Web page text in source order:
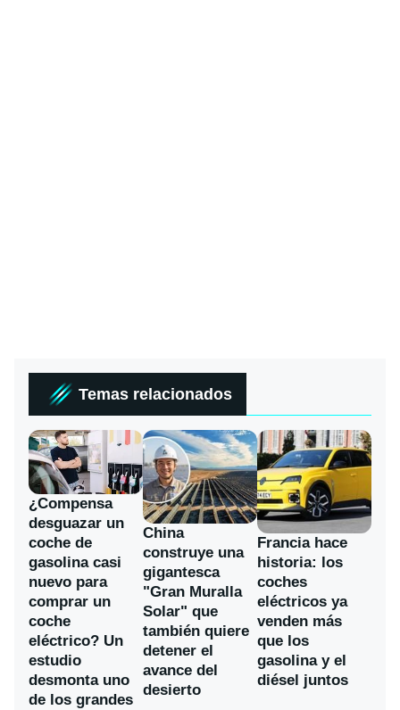
Temas relacionados
¿Compensa
desguazar un
coche de
gasolina casi
nuevo para
comprar un
coche
eléctrico? Un
estudio
desmonta uno
de los grandes
China
construye una
gigantesca
"Gran Muralla
Solar" que
también quiere
detener el
avance del
desierto
Francia hace
historia: los
coches
eléctricos ya
venden más
que los
gasolina y el
diésel juntos